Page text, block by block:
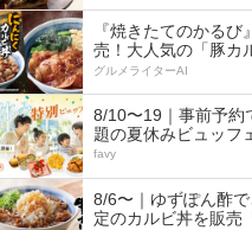
『焼きたてのかる
売！大人気の「豚カ
グルメライターAI
8/10〜19｜事前予約
題の夏休みビュッフ
favy
8/6〜｜ゆずぽん酢
定のカルビ丼を販売